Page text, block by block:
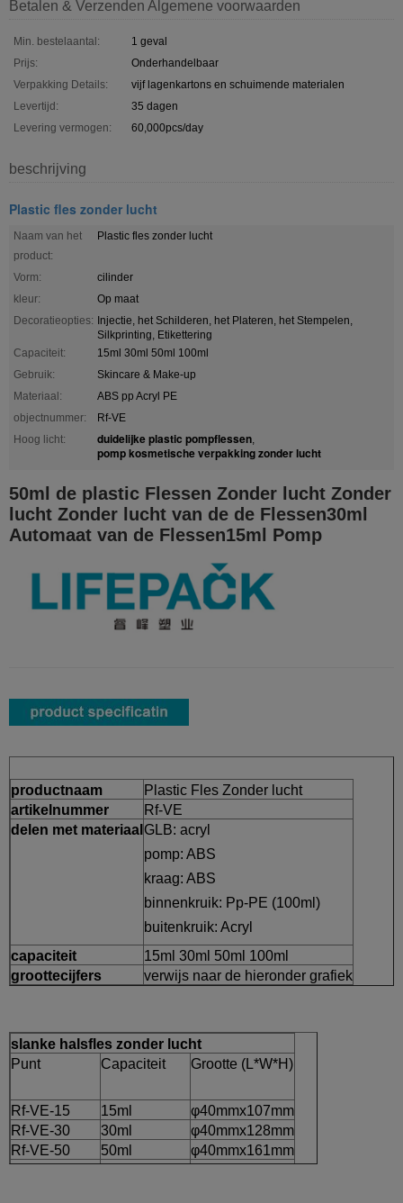
Betalen & Verzenden Algemene voorwaarden
Min. bestelaantal:
1 geval
Prijs:
Onderhandelbaar
Verpakking Details:
vijf lagenkartons en schuimende materialen
Levertijd:
35 dagen
Levering vermogen:
60,000pcs/day
beschrijving
Plastic fles zonder lucht
Naam van het
product:
Plastic fles zonder lucht
Vorm:
cilinder
kleur:
Op maat
Decoratieopties: Injectie, het Schilderen, het Plateren, het Stempelen,
Silkprinting, Etikettering
Capaciteit:
15ml 30ml 50ml 100ml
Gebruik:
Skincare & Make-up
Materiaal:
ABS pp Acryl PE
objectnummer:
Rf-VE
Hoog licht:
duidelijke plastic pompflessen,
pomp kosmetische verpakking zonder lucht
50ml de plastic Flessen Zonder lucht Zonder
lucht Zonder lucht van de de Flessen30ml
Automaat van de Flessen15ml Pomp
productnaam
Plastic Fles Zonder lucht
artikelnummer
Rf-VE
delen met materiaal GLB: acryl
pomp: ABS
kraag: ABS
binnenkruik: Pp-PE (100ml)
buitenkruik: Acryl
capaciteit
15ml 30ml 50ml 100ml
groottecijfers
verwijs naar de hieronder grafiek
slanke halsfles zonder lucht
Punt
Capaciteit Grootte (L*W*H)
Rf-VE-15 15ml
φ40mmx107mm
Rf-VE-30
30ml
φ40mmx128mm
Rf-VE-50
50ml
φ40mmx161mm